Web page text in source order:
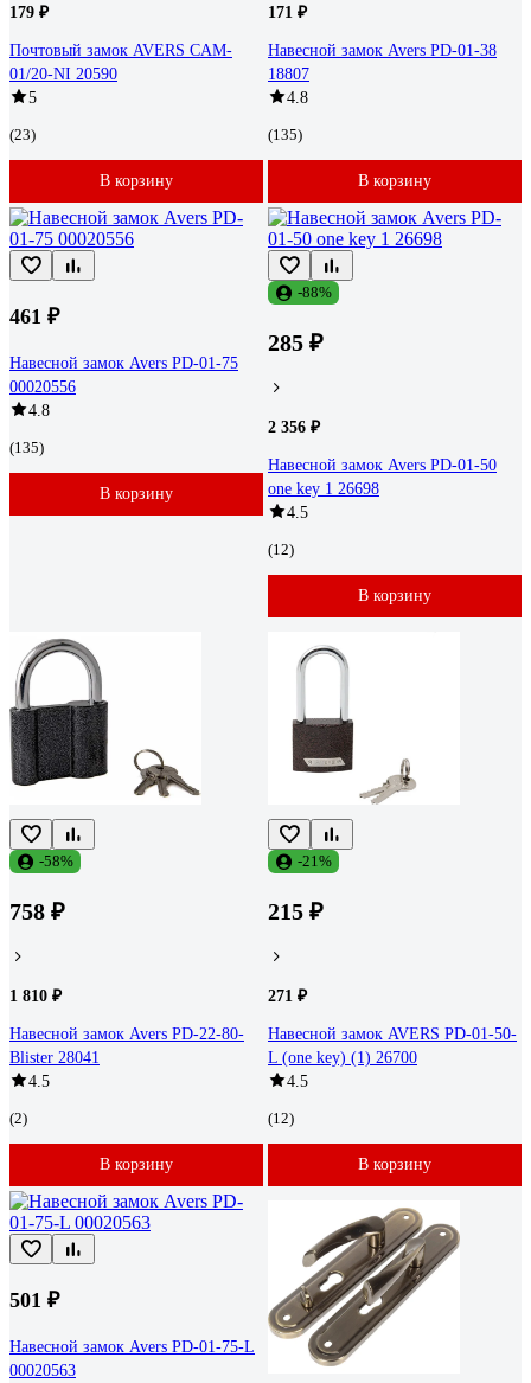
179 ₽
Почтовый замок AVERS CAM-
01/20-NI 20590
5
(23)
В корзину
171 ₽
Навесной замок Avers PD-01-38
18807
4.8
(135)
В корзину
461 ₽
Навесной замок Avers PD-01-75
00020556
4.8
(135)
В корзину
-88%
285 ₽
2 356 ₽
Навесной замок Avers PD-01-50
one key 1 26698
4.5
(12)
В корзину
-58%
758 ₽
1 810 ₽
Навесной замок Avers PD-22-80-
Blister 28041
4.5
(2)
В корзину
-21%
215 ₽
271 ₽
Навесной замок AVERS PD-01-50-
L (one key) (1) 26700
4.5
(12)
В корзину
501 ₽
Навесной замок Avers PD-01-75-L
00020563